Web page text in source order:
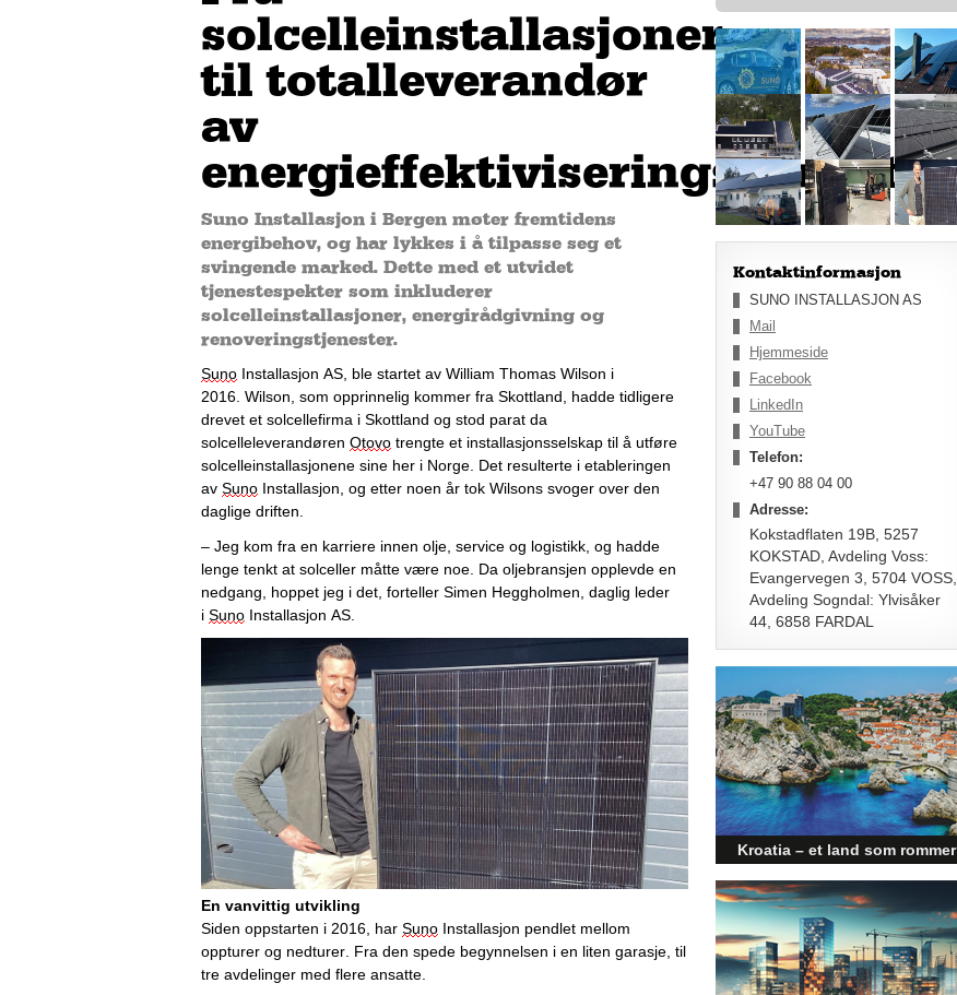
solcelleinstallasjoner
til totalleverandør
av
energieffektiviseringstjenester
Suno Installasjon i Bergen møter fremtidens
energibehov, og har lykkes i å tilpasse seg et
svingende marked. Dette med et utvidet
tjenestespekter som inkluderer
solcelleinstallasjoner, energirådgivning og
renoveringstjenester.
Suno Installasjon AS, ble startet av William Thomas Wilson i
2016. Wilson , som opprinnelig kommer fra Skottland, hadde tidligere
drevet et solcellefirma i Skottland og stod parat da
solcelleleverandøren Otovo trengte et installasjonsselskap til å utføre
solcelleinstallasjonene sine her i Norge. Det resulterte i etableringen
av Suno Installasjon, og etter noen år tok Wilsons svoger over den
daglige driften.
– Jeg kom fra en karriere innen olje, service og logistikk, og hadde
lenge tenkt at solceller måtte være noe. Da oljebransjen opplevde en
nedgang, hoppet jeg i det, forteller Simen Heggholmen, daglig leder
i Suno Installasjon AS.
En vanvittig utvikling
Siden oppstarten i 2016, har Suno Installasjon pendlet mellom
oppturer og nedturer. Fra den spede begynnelsen i en liten garasje, til
tre avdelinger med flere ansatte.
Kontaktinformasjon
SUNO INSTALLASJON AS
Mail
Hjemmeside
Facebook
LinkedIn
YouTube
Telefon:
+47 90 88 04 00
Adresse:
Kokstadflaten 19B, 5257
KOKSTAD, Avdeling Voss:
Evangervegen 3, 5704 VOSS,
Avdeling Sogndal: Ylvisåker
44, 6858 FARDAL
Kroatia – et land som rommer
mer enn kysten
Kroatia forbindes ofte med sol,
bading og klart hav, men landet
har langt flere sider enn det
førsteinntrykket mange sitter igjen
med.